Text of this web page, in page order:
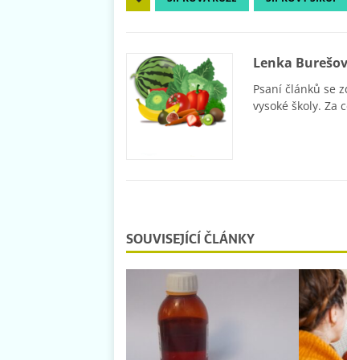
Lenka
Psaní článků se
vysoké školy. Za
SOUVISEJÍCÍ ČLÁNKY